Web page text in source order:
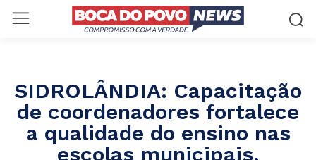
SIDROLÂNDIA: Capacitação
de coordenadores fortalece
a qualidade do ensino nas
escolas municipais.